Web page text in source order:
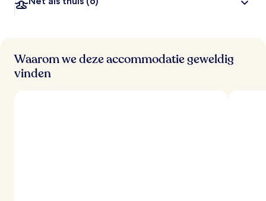
Waarom we deze accommodatie geweldig
vinden